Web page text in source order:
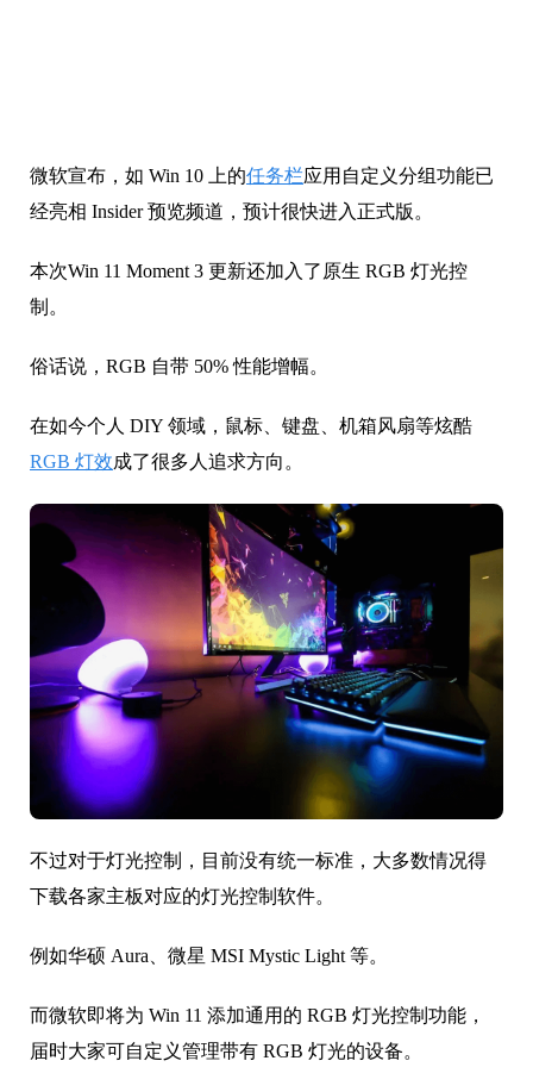
微软宣布，如 Win 10 上的任务栏应用自定义分组功能已
经亮相 Insider 预览频道，预计很快进入正式版。
本次Win 11 Moment 3 更新还加入了原生 RGB 灯光控
制。
俗话说，RGB 自带 50% 性能增幅。
在如今个人 DIY 领域，鼠标、键盘、机箱风扇等炫酷
RGB 灯效成了很多人追求方向。
不过对于灯光控制，目前没有统一标准，大多数情况得
下载各家主板对应的灯光控制软件。
例如华硕 Aura、微星 MSI Mystic Light 等。
而微软即将为 Win 11 添加通用的 RGB 灯光控制功能，
届时大家可自定义管理带有 RGB 灯光的设备。